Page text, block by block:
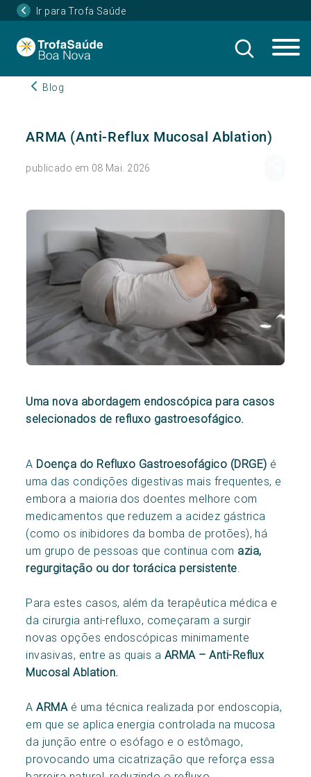
Ir para Trofa Saúde
Blog
ARMA (Anti-Reflux Mucosal Ablation)
publicado em 08 Mai. 2026
Uma nova abordagem endoscópica para casos
selecionados de refluxo gastroesofágico.
A Doença do Refluxo Gastroesofágico (DRGE) é
uma das condições digestivas mais frequentes, e
embora a maioria dos doentes melhore com
medicamentos que reduzem a acidez gástrica
(como os inibidores da bomba de protões), há
um grupo de pessoas que continua com azia,
regurgitação ou dor torácica persistente
Para estes casos, além da terapêutica médica e
da cirurgia anti-refluxo, começaram a surgir
novas opções endoscópicas minimamente
invasivas, entre as quais a ARMA – Anti-Reflux
Mucosal Ablation.
AARMA é uma técnica realizada por endoscopia,
em que se aplica energia controlada na mucosa
da junção entre o esófago e o estômago,
provocando uma cicatrização que reforça essa